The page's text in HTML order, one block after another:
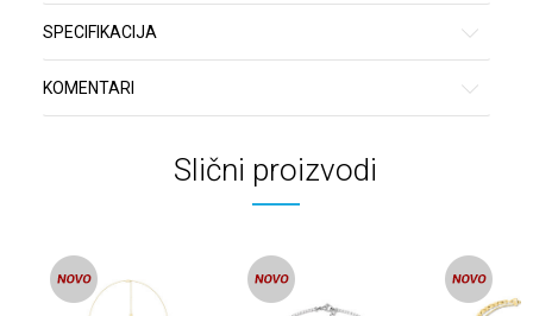
SPECIFIKACIJA
KOMENTARI
Slični proizvodi